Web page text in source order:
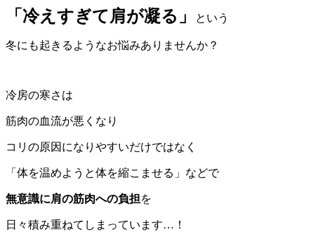
「冷えすぎて肩が凝る」 という
冬にも起きるようなお悩みありませんか？
冷房の寒さは
筋肉の血流が悪くなり
コリの原因になりやすいだけではなく
「体を温めようと体を縮こませる」などで
無意識に肩の筋肉への負担を
日々積み重ねてしまっています…！